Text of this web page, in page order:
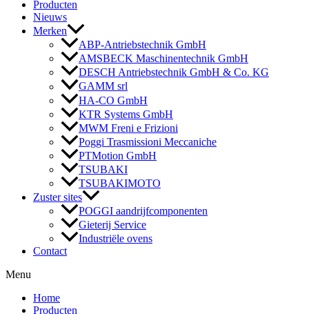
Producten
Nieuws
Merken
ABP-Antriebstechnik GmbH
AMSBECK Maschinentechnik GmbH
DESCH Antriebstechnik GmbH & Co. KG
GAMM srl
HA-CO GmbH
KTR Systems GmbH
MWM Freni e Frizioni
Poggi Trasmissioni Meccaniche
PTMotion GmbH
TSUBAKI
TSUBAKIMOTO
Zuster sites
POGGI aandrijfcomponenten
Gieterij Service
Industriële ovens
Contact
Menu
Home
Producten